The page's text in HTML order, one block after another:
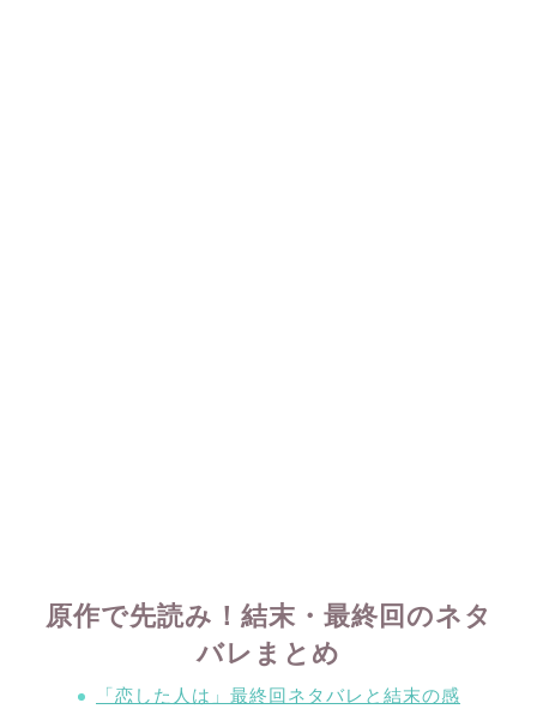
原作で先読み！結末・最終回のネタ
バレまとめ
「恋した人は」最終回ネタバレと結末の感